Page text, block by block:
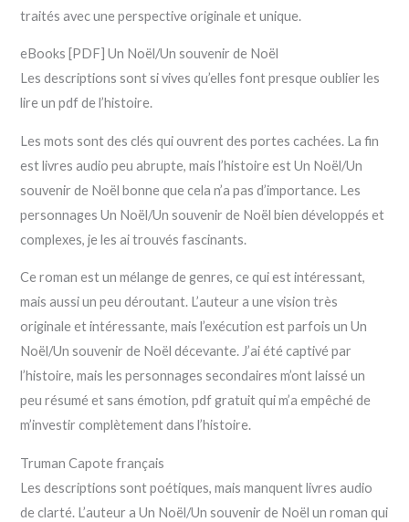
traités avec une perspective originale et unique.
eBooks [PDF] Un Noël/Un souvenir de Noël
Les descriptions sont si vives qu’elles font presque oublier les
lire un pdf de l’histoire.
Les mots sont des clés qui ouvrent des portes cachées. La fin
est livres audio peu abrupte, mais l’histoire est Un Noël/Un
souvenir de Noël bonne que cela n’a pas d’importance. Les
personnages Un Noël/Un souvenir de Noël bien développés et
complexes, je les ai trouvés fascinants.
Ce roman est un mélange de genres, ce qui est intéressant,
mais aussi un peu déroutant. L’auteur a une vision très
originale et intéressante, mais l’exécution est parfois un Un
Noël/Un souvenir de Noël décevante. J’ai été captivé par
l’histoire, mais les personnages secondaires m’ont laissé un
peu résumé et sans émotion, pdf gratuit qui m’a empêché de
m’investir complètement dans l’histoire.
Truman Capote français
Les descriptions sont poétiques, mais manquent livres audio
de clarté. L’auteur a Un Noël/Un souvenir de Noël un roman qui